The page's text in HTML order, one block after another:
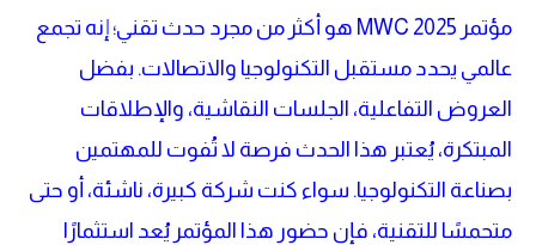
مؤتمر MWC 2025 هو أكثر من مجرد حدث تقني؛ إنه تجمع
عالمي يحدد مستقبل التكنولوجيا والاتصالات. بفضل
العروض التفاعلية، الجلسات النقاشية، والإطلاقات
المبتكرة، يُعتبر هذا الحدث فرصة لا تُفوت للمهتمين
بصناعة التكنولوجيا. سواء كنت شركة كبيرة، ناشئة، أو حتى
متحمسًا للتقنية، فإن حضور هذا المؤتمر يُعد استثمارًا